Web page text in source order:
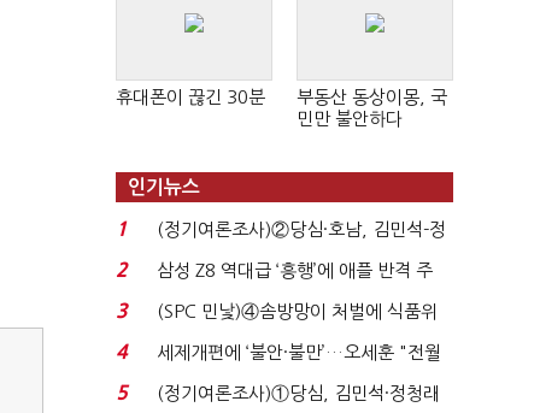
휴대폰이 끊긴 30분
부동산 동상이몽, 국
민만 불안하다
인기뉴스
1
(정기여론조사)②당심·호남, 김민석-정
청래 '초접전'...
2
삼성 Z8 역대급 ‘흥행’에 애플 반격 주
목…9월 ‘폴...
3
(SPC 민낯)④솜방망이 처벌에 식품위
생법 위반 반복...
4
세제개편에 ‘불안·불만’…오세훈 "전월
세 구하기 더 ...
5
(정기여론조사)①당심, 김민석·정청래